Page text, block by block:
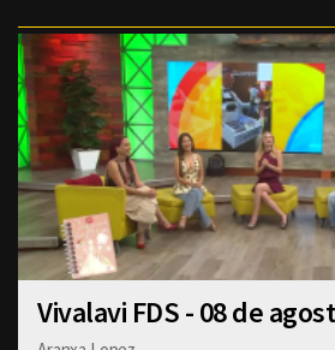
Vivalavi FDS - 08 de